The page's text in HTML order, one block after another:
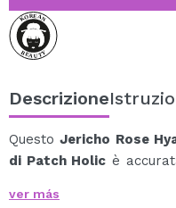
Descrizione
QuestoJericho Rose
di Patch Holic è
secche e disidratate.
ver más